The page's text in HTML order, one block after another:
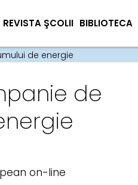
REVISTA ŞCOLII BIBLIOTECA
de energie
de
on-line